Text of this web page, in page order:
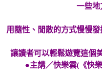
一些地
用隨性、閒散的方式慢慢
讓讀者可以輕鬆遊覽這個
●主講／快樂雲(《快